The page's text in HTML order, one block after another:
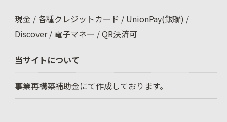
現金 / 各種クレジットカード / UnionPay(銀聯) /
Discover / 電子マネー / QR決済可
当サイトについて
事業再構築補助金にて作成しております。